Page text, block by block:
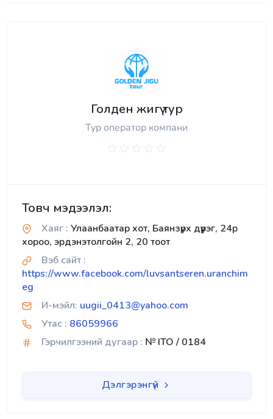
Голден жигү тур
Тур оператор компани
Товч мэдээлэл:
Хаяг : Улаанбаатар хот, Баянзүрх дүүрэг, 24р
хороо, эрдэнэтолгойн 2, 20 тоот
Вэб сайт :
https://www.facebook.com/luvsantseren.uranchim
eg
И-мэйл: uugii_0413@yahoo.com
Утас : 86059966
Гэрчилгээний дугаар : № ITO / 0184
Дэлгэрэнгүй